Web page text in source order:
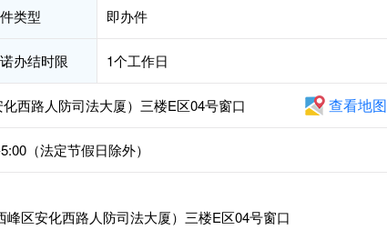
类型 即办件
办结时限 1个工作日
西路人防司法大厦）三楼E区04号窗口 查看地图
（法定节假日除外）
区安化西路人防司法大厦）三楼E区04号窗口